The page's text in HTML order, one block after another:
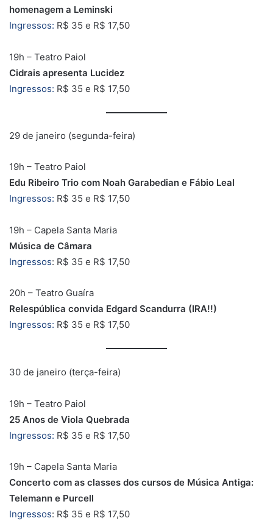
homenagem a Leminski
Ingressos: R$ 35 e R$ 17,50
19h – Teatro Paiol
Cidrais apresenta Lucidez
Ingressos: R$ 35 e R$ 17,50
29 de janeiro (segunda-feira)
19h – Teatro Paiol
Edu Ribeiro Trio com Noah Garabedian e Fábio Leal
Ingressos: R$ 35 e R$ 17,50
19h – Capela Santa Maria
Música de Câmara
Ingressos: R$ 35 e R$ 17,50
20h – Teatro Guaíra
Relespública convida Edgard Scandurra (IRA!!)
Ingressos: R$ 35 e R$ 17,50
30 de janeiro (terça-feira)
19h – Teatro Paiol
25 Anos de Viola Quebrada
Ingressos: R$ 35 e R$ 17,50
19h – Capela Santa Maria
Concerto com as classes dos cursos de Música Antiga:
Telemann e Purcell
Ingressos: R$ 35 e R$ 17,50